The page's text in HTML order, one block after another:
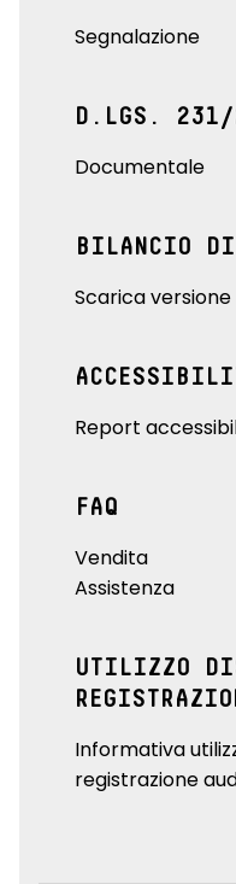
Segnalazione
D.LGS. 231/
Documentale
BILANCIO
Scarica
Report
FAQ
Vendita
Assistenza
UTILIZZO
Informativa
registrazione